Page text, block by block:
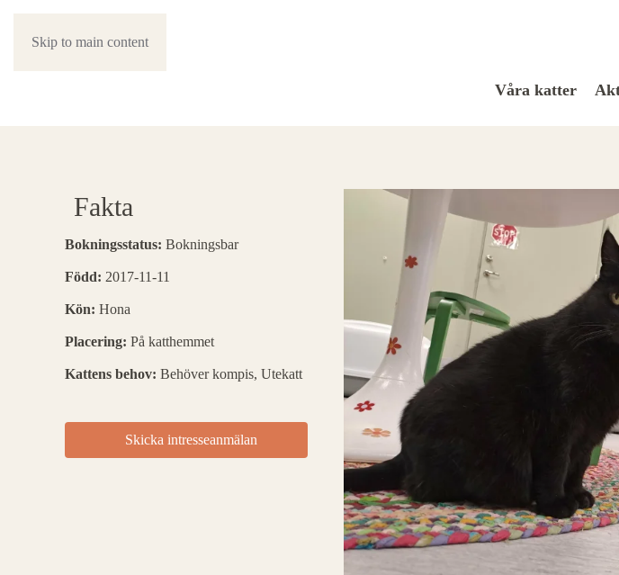
Skip to main content
Våra katter
Fakta
Bokningsstatus: Bokningsbar
Född: 2017-11-11
Kön: Hona
Placering: På katthemmet
Kattens behov: Behöver kompis, Utekatt
Skicka intresseanmälan